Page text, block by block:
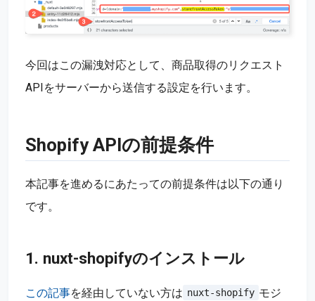
今回はこの漏洩対応として、商品取得のリクエスト
APIをサーバーから送信する設定を行います。
Shopify APIの前提条件
本記事を進めるにあたっての前提条件は以下の通り
です。
1. nuxt-shopifyのインストール
この記事を経由していない方は nuxt-shopify モジ